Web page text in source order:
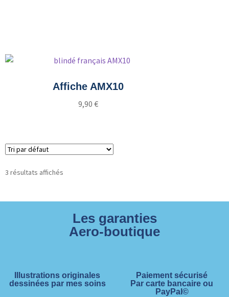
Affiche AMX10
9,90 €
3 résultats affichés
Les garanties
Aero-boutique
Illustrations originales
dessinées par mes soins
Paiement sécurisé
Par carte bancaire ou
PayPal©